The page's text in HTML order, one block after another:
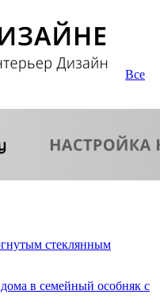
Все
стеклянным
в семейный особняк с